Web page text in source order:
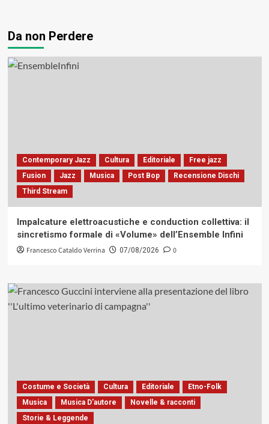
Da non Perdere
Contemporary Jazz Cultura Editoriale
Free jazz
Fusion
Jazz Musica Post Bop
Recensione Dischi
Third Stream
Impalcature elettroacustiche e conduction collettiva: il
sincretismo formale di «Volume» dell’Ensemble Infini
Francesco Cataldo Verrina 07/08/2026 0
Costume e Società Cultura Editoriale
Etno-Folk
Musica
Musica D'autore
Novelle & racconti
Storie & Leggende